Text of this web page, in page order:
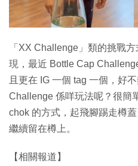
「XX Challenge」類的挑戰
現，最近 Bottle Cap
且更在 IG 一個 tag 一個，好
Challenge 係咩玩法呢？很簡
chok 的方式，起飛腳踢走樽
繼續留在樽上。
【相關報道】